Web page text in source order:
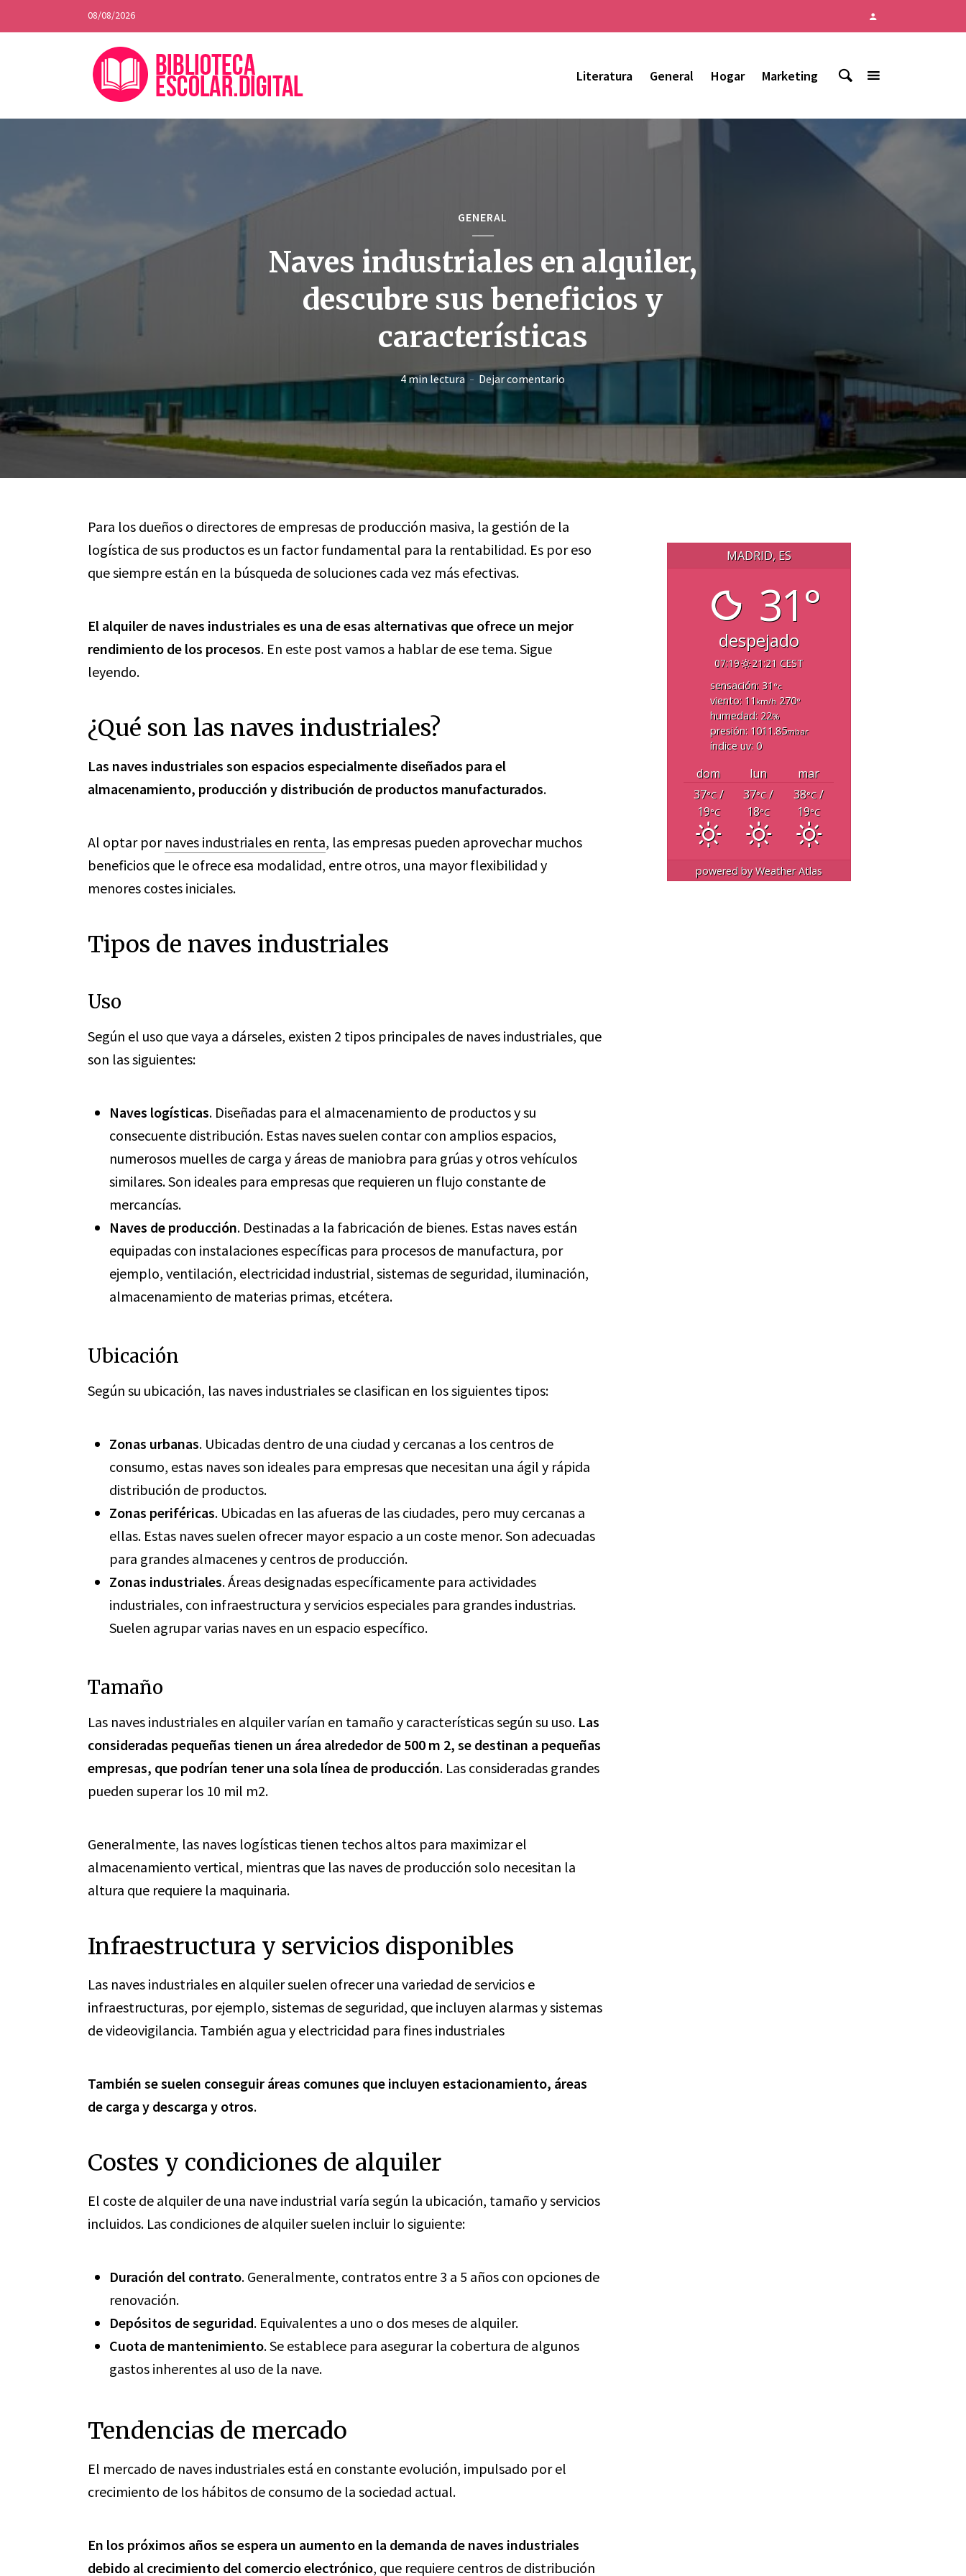
08/08/2026
Literatura General Hogar Marketing
GENERAL
Naves industriales en alquiler,
descubre sus beneficios y
características
4 min lectura Dejar comentario
Para los dueños o directores de empresas de producción masiva, la gestión de la
logística de sus productos es un factor fundamental para la rentabilidad. Es por eso
que siempre están en la búsqueda de soluciones cada vez más efectivas.
El alquiler de naves industriales es una de esas alternativas que ofrece un mejor
rendimiento de los procesos. En este post vamos a hablar de ese tema. Sigue
leyendo.
¿Qué son las naves industriales?
Las naves industriales son espacios especialmente diseñados para el
almacenamiento, producción y distribución de productos manufacturados.
Al optar por naves industriales en renta, las empresas pueden aprovechar muchos
beneficios que le ofrece esa modalidad, entre otros, una mayor flexibilidad y
menores costes iniciales.
Tipos de naves industriales
Uso
Según el uso que vaya a dárseles, existen 2 tipos principales de naves industriales, que
son las siguientes:
Naves logísticas. Diseñadas para el almacenamiento de productos y su
consecuente distribución. Estas naves suelen contar con amplios espacios,
numerosos muelles de carga y áreas de maniobra para grúas y otros vehículos
similares. Son ideales para empresas que requieren un flujo constante de
mercancías.
Naves de producción. Destinadas a la fabricación de bienes. Estas naves están
equipadas con instalaciones específicas para procesos de manufactura, por
ejemplo, ventilación, electricidad industrial, sistemas de seguridad, iluminación,
almacenamiento de materias primas, etcétera.
Ubicación
Según su ubicación, las naves industriales se clasifican en los siguientes tipos:
Zonas urbanas. Ubicadas dentro de una ciudad y cercanas a los centros de
consumo, estas naves son ideales para empresas que necesitan una ágil y rápida
distribución de productos.
Zonas periféricas. Ubicadas en las afueras de las ciudades, pero muy cercanas a
ellas. Estas naves suelen ofrecer mayor espacio a un coste menor. Son adecuadas
para grandes almacenes y centros de producción.
Zonas industriales. Áreas designadas específicamente para actividades
industriales, con infraestructura y servicios especiales para grandes industrias.
Suelen agrupar varias naves en un espacio específico.
Tamaño
Las naves industriales en alquiler varían en tamaño y características según su uso. Las
consideradas pequeñas tienen un área alrededor de 500 m 2, se destinan a pequeñas
empresas, que podrían tener una sola línea de producción. Las consideradas grandes
pueden superar los 10 mil m2.
Generalmente, las naves logísticas tienen techos altos para maximizar el
almacenamiento vertical, mientras que las naves de producción solo necesitan la
altura que requiere la maquinaria.
Infraestructura y servicios disponibles
Las naves industriales en alquiler suelen ofrecer una variedad de servicios e
infraestructuras, por ejemplo, sistemas de seguridad, que incluyen alarmas y sistemas
de videovigilancia. También agua y electricidad para fines industriales
También se suelen conseguir áreas comunes que incluyen estacionamiento, áreas
de carga y descarga y otros.
Costes y condiciones de alquiler
El coste de alquiler de una nave industrial varía según la ubicación, tamaño y servicios
incluidos. Las condiciones de alquiler suelen incluir lo siguiente:
Duración del contrato. Generalmente, contratos entre 3 a 5 años con opciones de
renovación.
Depósitos de seguridad. Equivalentes a uno o dos meses de alquiler.
Cuota de mantenimiento. Se establece para asegurar la cobertura de algunos
gastos inherentes al uso de la nave.
Tendencias de mercado
El mercado de naves industriales está en constante evolución, impulsado por el
crecimiento de los hábitos de consumo de la sociedad actual.
En los próximos años se espera un aumento en la demanda de naves industriales
debido al crecimiento del comercio electrónico, que requiere centros de distribución
MADRID, ES
31°
despejado
07:19
21:21 CEST
sensación: 31 °c
viento: 11 km/h270°
humedad: 22%
presión: 1011.85mbar
índice uv: 0
dom lun
mar
37°C/
19°C
37°C/
18°C
38°C/
19°C
powered byWeather Atlas